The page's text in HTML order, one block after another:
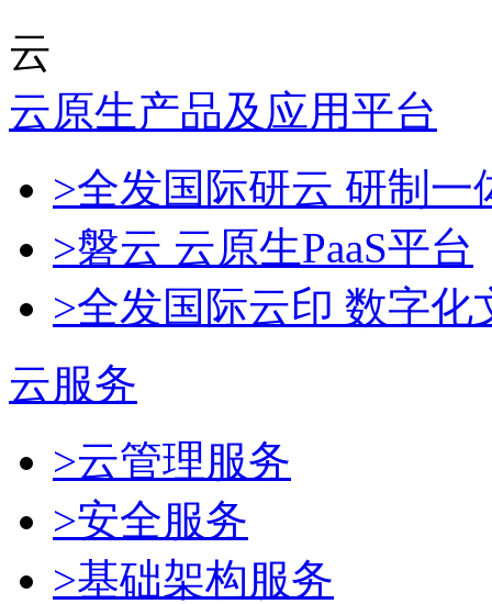
云
云原生产品及应用平台
>全发国际研云 研制
>磐云 云原生PaaS平台
>全发国际云印 数字化
云服务
>云管理服务
>安全服务
>基础架构服务